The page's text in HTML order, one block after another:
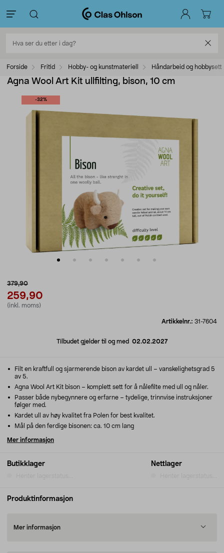
Forside Fritid Hobby- og kunstmateriell Håndarbeid og hobbysett
Agna Wool Art Kit ullfilting, bison, 10 cm
-32%
379,90
259,90
(inkl. moms)
Artikkelnr.: 31-7604
Tilbudet gjelder til og med 02.02.2027
Butikklager Nettlager
Filt en kraftfull og sjarmerende bison av kardet ull – vanskelighetsgrad 5
av 5.
Agna Wool Art Kit bison – komplett sett for å nålefilte med ull og nåler.
Passer både nybegynnere og erfarne – tydelige, trinnvise instruksjoner
følger med.
Kardet ull av høy kvalitet fra Polen for best kvalitet.
Mål på den ferdige bisonen: ca. 10 cm lang
Mer informasjon
Produktinformasjon
Mer informasjon